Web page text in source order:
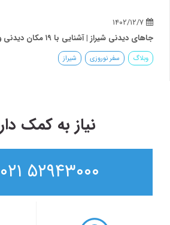
جاهای دیدنی شیراز | آشنایی با ۱۹ مکان دیدنی و تفریحی
وبلاگ سفر نوروزی شیراز
نیاز به کمک
۵۲۹۴۳۰۰۰ ۰۲۱